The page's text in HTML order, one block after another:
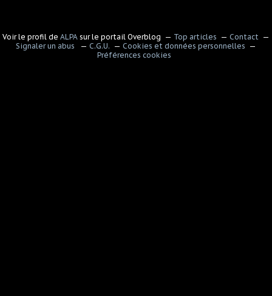
Voir le profil de ALPA sur le portail Overblog Top articles
Contact
Signaler un abus
C.G.U.
Cookies et données personnelles
Préférences cookies